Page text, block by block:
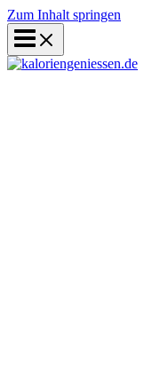
Zum Inhalt springen